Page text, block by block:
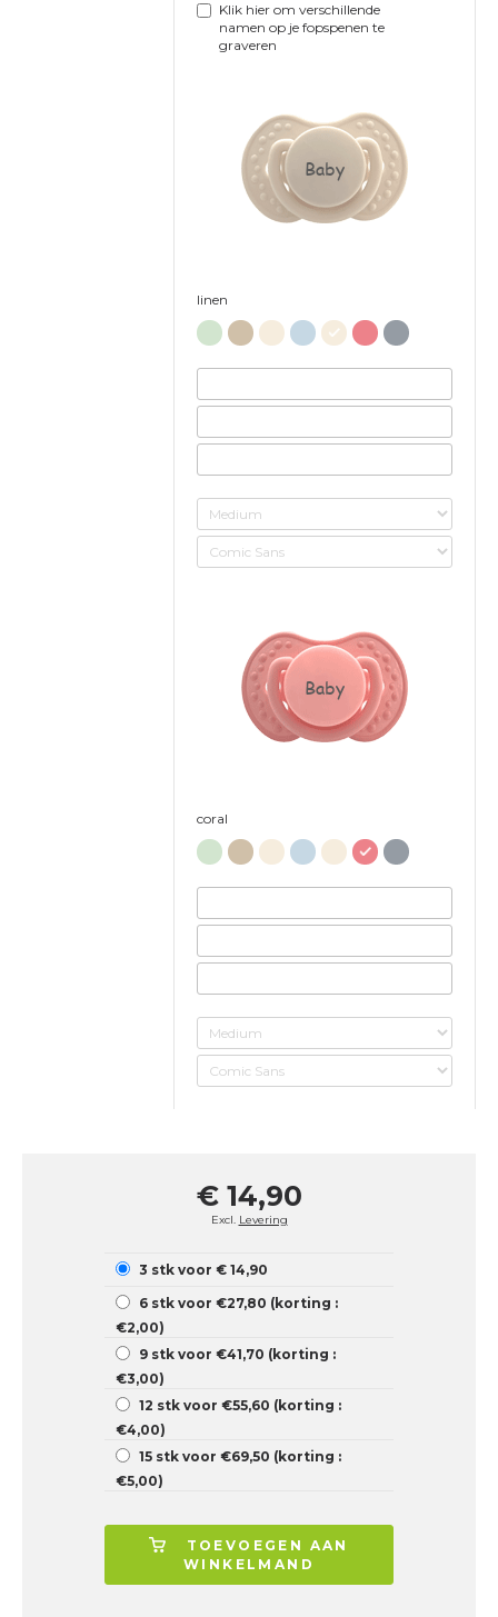
Klik hier om verschillende
namen op je fopspenen te
graveren
Baby
linen
Baby
coral
€ 14,90
Excl. Levering
3 stk voor € 14,90
6 stk voor €27,80 (korting :
€2,00)
9 stk voor €41,70 (korting :
€3,00)
12 stk voor €55,60 (korting :
€4,00)
15 stk voor €69,50 (korting :
€5,00)
TOEVOEGEN AAN
WINKELMAND